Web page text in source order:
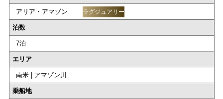
アリア・アマゾン ラグジュアリー
泊数
7泊
エリア
南米 | アマゾン川
乗船地